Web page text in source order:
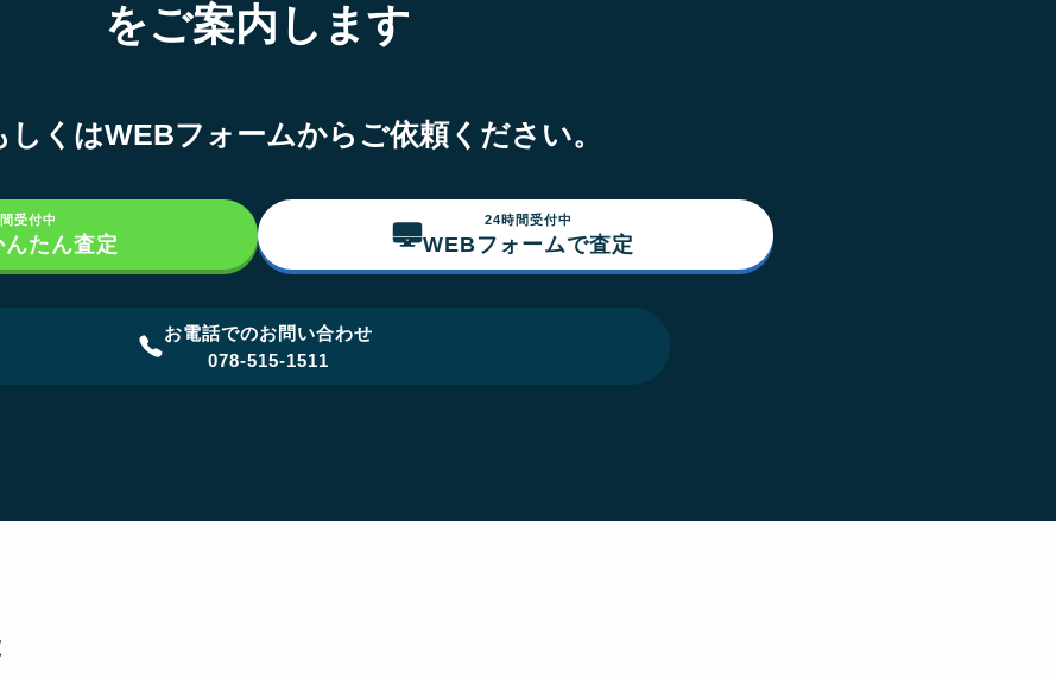
をご案内します
しくはWEBフォームからご依頼ください。
受付中
たん査定
24時間受付中
WEBフォームで査定
お電話でのお問い合わせ
078-515-1511